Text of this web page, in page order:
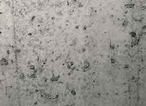
de 2024
del club de lectura per passar
edició farem dues lectures: una
a la Biblioteca Pública de
edició digital.